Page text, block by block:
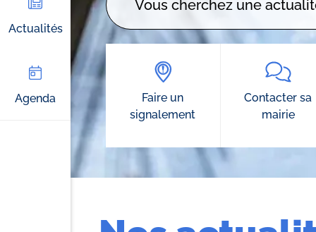
Actualités
Agenda
Faire un
signalement
Contacter sa
mairie